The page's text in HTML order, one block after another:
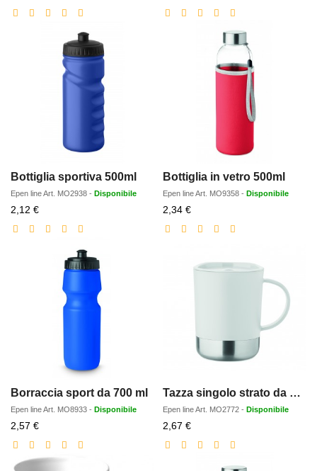
scontato
scontato
Bottiglia sportiva 500ml
Epen lineArt. MO2938 - Disponibile
2,12 €Prezzo
scontato
Bottiglia in vetro 500ml
Epen lineArt. MO9358 - Disponibile
2,34 €Prezzo
scontato
Borraccia sport da 700 ml
Epen lineArt. MO8933 - Disponibile
2,57 €Prezzo
scontato
Tazza singolo strato da 300 ml
Epen lineArt. MO2772 - Disponibile
2,67 €Prezzo
scontato